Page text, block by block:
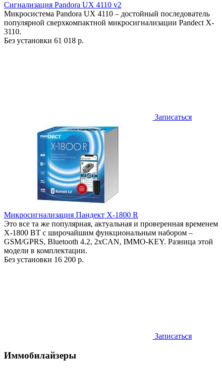
Сигнализация Pandora UX 4110 v2
Микросистема Pandora UX 4110 – достойный последователь
популярной сверхкомпактной микросигнализации Pandect X-
3110.
Без установки 61 018 р.
Записаться
Микросигнализация Пандект X-1800 R
Это все та же популярная, актуальная и проверенная временем
X-1800 BT с широчайшим функциональным набором –
GSM/GPRS, Bluetooth 4.2, 2xCAN, IMMO-KEY. Разница этой
модели в комплектации.
Без установки 16 200 р.
Записаться
Иммобилайзеры